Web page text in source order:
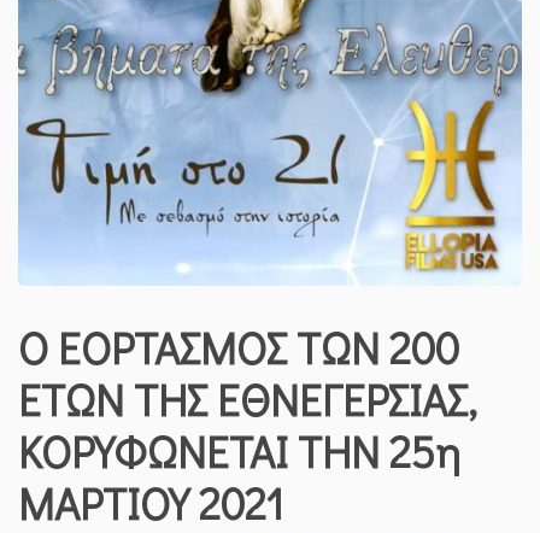
Ο ΕΟΡΤΑΣΜΟΣ ΤΩΝ 200
ΕΤΩΝ ΤΗΣ ΕΘΝΕΓΕΡΣΙΑΣ,
ΚΟΡΥΦΩΝΕΤΑΙ ΤΗΝ 25η
ΜΑΡΤΙΟΥ 2021